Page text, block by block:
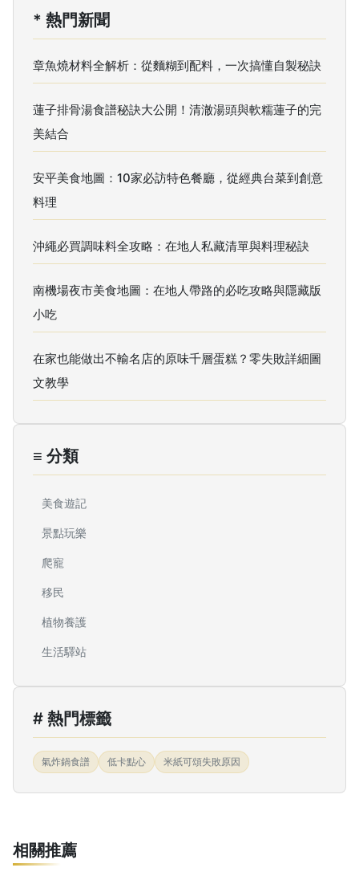
* 熱門新聞
章魚燒材料全解析：從麵糊到配料，一次搞懂自製秘訣
蓮子排骨湯食譜秘訣大公開！清澈湯頭與軟糯蓮子的完
美結合
安平美食地圖：10家必訪特色餐廳，從經典台菜到創意
料理
沖繩必買調味料全攻略：在地人私藏清單與料理秘訣
南機場夜市美食地圖：在地人帶路的必吃攻略與隱藏版
小吃
在家也能做出不輸名店的原味千層蛋糕？零失敗詳細圖
文教學
≡ 分類
美食遊記
景點玩樂
爬寵
移民
植物養護
生活驛站
# 熱門標籤
氣炸鍋食譜 低卡點心 米紙可頌失敗原因
相關推薦